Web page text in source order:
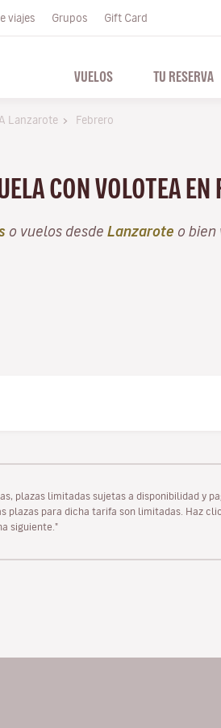
viajes Grupos Gift Card
VUELOS TU RESERVA
A Lanzarote Febrero
CON VOLOTEA EN
o vuelos desde Lanzarote o bien
plazas limitadas sujetas a disponibilidad y
plazas para dicha tarifa son limitadas. Haz
siguiente."